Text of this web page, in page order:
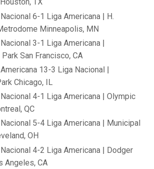
TX
6-1 Liga Americana | H.
Minneapolis, MN
3-1 Liga Americana |
San Francisco, CA
13-3 Liga Nacional |
Chicago, IL
4-1 Liga Americana | Olympic
QC
5-4 Liga Americana | Municipal
OH
4-2 Liga Americana | Dodger
Angeles, CA